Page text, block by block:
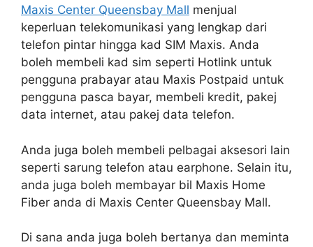
Maxis Center Queensbay Mall menjual
keperluan telekomunikasi yang lengkap dari
telefon pintar hingga kad SIM Maxis. Anda
boleh membeli kad sim seperti Hotlink untuk
pengguna prabayar atau Maxis Postpaid untuk
pengguna pasca bayar, membeli kredit, pakej
data internet, atau pakej data telefon.
Anda juga boleh membeli pelbagai aksesori lain
seperti sarung telefon atau earphone. Selain itu,
anda juga boleh membayar bil Maxis Home
Fiber anda di Maxis Center Queensbay Mall.
Di sana anda juga boleh bertanya dan meminta